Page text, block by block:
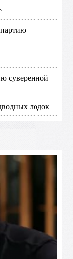
партию
суверенной
лодок